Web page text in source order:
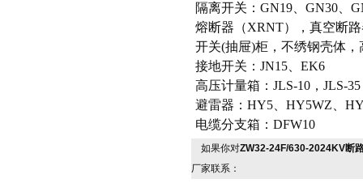
隔离开关：GN19、GN30、
熔断器（XRNT），真空断
开关(抽屉)柜，不绣钢壳体
接地开关：JN15、EK6
高压计量箱：JLS-10，JLS-
避雷器：HY5、HY5WZ、
电缆分支箱：DFW10
如果你对ZW32-24F/630-2024KV断
厂家联系：